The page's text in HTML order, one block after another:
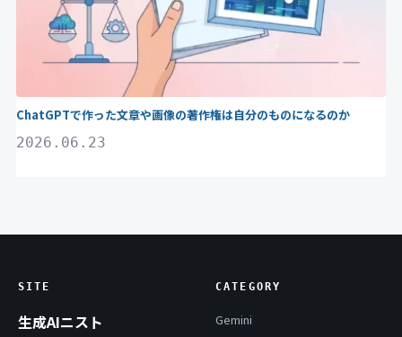
ChatGPTで作った文章や画像の著作権は自分のものになるのか
2026.06.23
SITE
生成AIニスト
CATEGORY
Gemini